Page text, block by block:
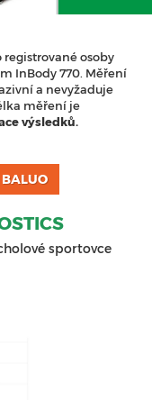
registrované osoby
InBody 770. Měření
a nevyžaduje
měření je
výsledků.
BALUO
sportovce